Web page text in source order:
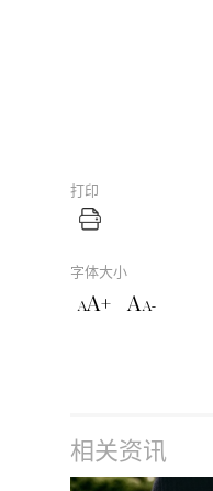
打印
字体大小
AA+ AA-
相关资讯